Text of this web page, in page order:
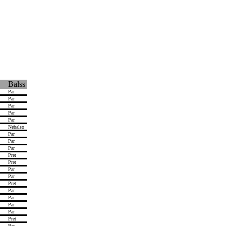
Balss
Par
Par
Par
Par
Par
Nebalso
Par
Par
Par
Pret
Pret
Par
Par
Pret
Par
Par
Par
Par
Pret